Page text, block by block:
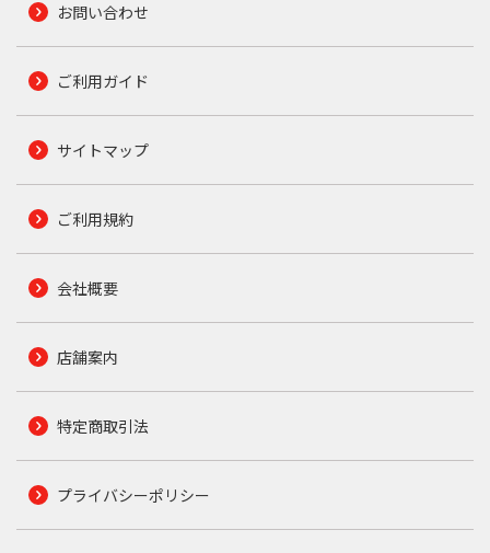
お問い合わせ
ご利用ガイド
サイトマップ
ご利用規約
会社概要
店舗案内
特定商取引法
プライバシーポリシー